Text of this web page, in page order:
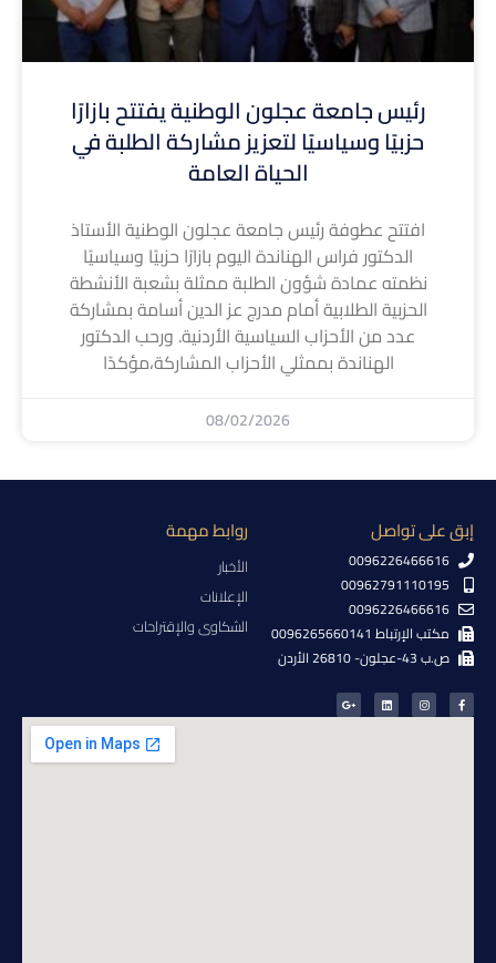
رئيس جامعة عجلون الوطنية يفتتح بازارًا
حزبيًا وسياسيًا لتعزيز مشاركة الطلبة في
الحياة العامة
افتتح عطوفة رئيس جامعة عجلون الوطنية الأستاذ
الدكتور فراس الهناندة اليوم بازارًا حزبيًا وسياسيًا
نظمته عمادة شؤون الطلبة ممثلة بشعبة الأنشطة
الحزبية الطلابية أمام مدرج عز الدين أسامة بمشاركة
عدد من الأحزاب السياسية الأردنية. ورحب الدكتور
الهناندة بممثلي الأحزاب المشاركة،مؤكدًا
08/02/2026
إبق على تواصل
0096226466616
00962791110195
0096226466616
مكتب الإرتباط 0096265660141
ص.ب 43-عجلون- 26810 الأردن
روابط مهمة
الأخبار
الإعلانات
الشكاوى والإقتراحات